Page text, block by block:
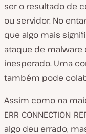
ser o resultado de
ou servidor. No
que algo mais
ataque de malware
inesperado. Uma
também pode
Assim como na
algo deu errado,